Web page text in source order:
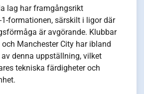
lag har framgångsrikt
formationen, särskilt i ligor där
är avgörande. Klubbar
Manchester City har ibland
denna uppställning, vilket
tekniska färdigheter och